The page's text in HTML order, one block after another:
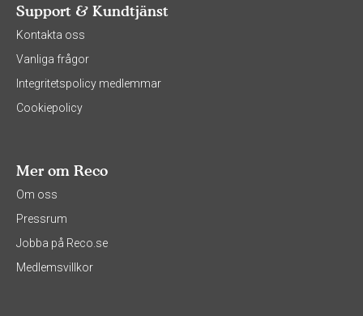
Support & Kundtjänst
Kontakta oss
Vanliga frågor
Integritetspolicy medlemmar
Cookiepolicy
Mer om Reco
Om oss
Pressrum
Jobba på Reco.se
Medlemsvillkor